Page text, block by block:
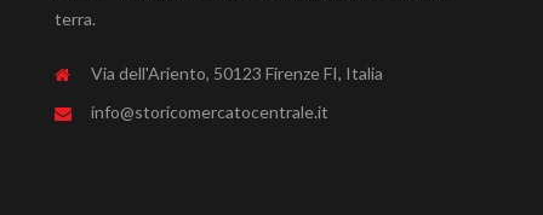
terra.
Via dell'Ariento, 50123 Firenze FI, Italia
info@storicomercatocentrale.it